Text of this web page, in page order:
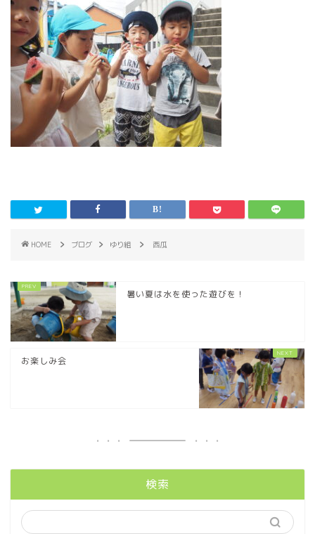
HOME ブログ ゆり組 西瓜
暑い夏は水を使った遊びを！
お楽しみ会
検索